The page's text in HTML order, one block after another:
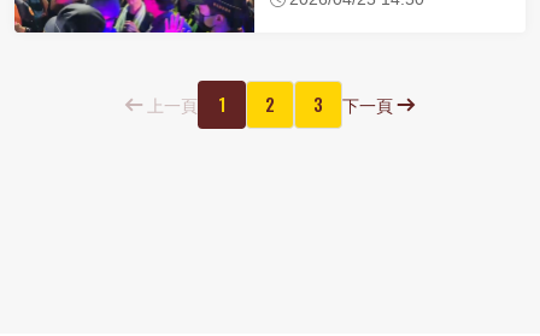
上一頁 1 2 3 下一頁